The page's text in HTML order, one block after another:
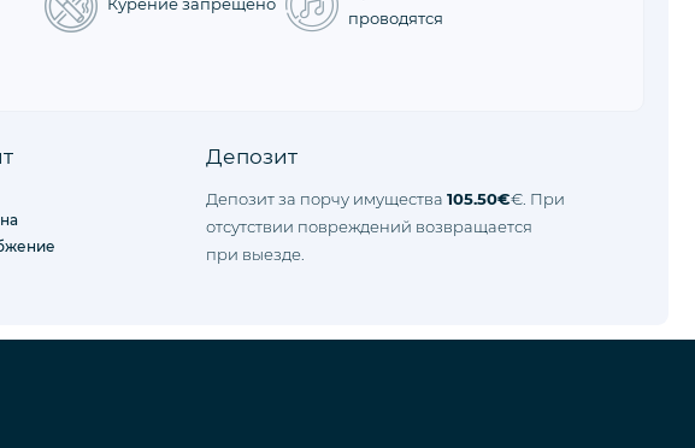
Курение запрещено
проводятся
Депозит
Депозит за порчу имущества 105.50€€. При
отсутствии повреждений возвращается
при выезде.